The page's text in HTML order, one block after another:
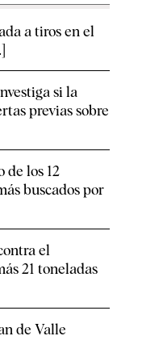
a tiros en el
si la
previas sobre
los 12
buscados por
el
21 toneladas
de Valle